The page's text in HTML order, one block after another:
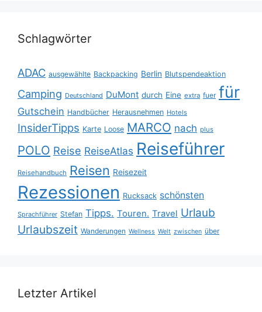
Schlagwörter
ADAC ausgewählte Backpacking Berlin Blutspendeaktion
Camping Deutschland DuMont durch Eine extra fuer für
Gutschein Handbücher Herausnehmen Hotels
InsiderTipps Karte Loose MARCO nach plus
POLO Reise ReiseAtlas Reiseführer
Reisehandbuch Reisen Reisezeit
Rezessionen Rucksack schönsten
Sprachführer Stefan Tipps. Touren. Travel Urlaub
Urlaubszeit Wanderungen Wellness Welt zwischen über
Letzter Artikel